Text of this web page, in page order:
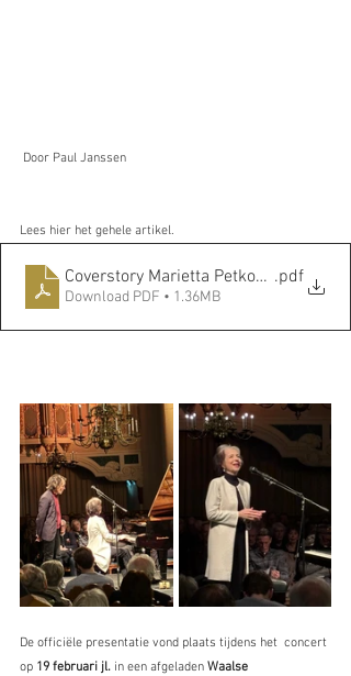
Door Paul Janssen
Lees hier het gehele artikel.
Coverstory Marietta Petkova _
.pdf
Download PDF • 1.36MB
De officiële presentatie vond plaats tijdens het  concert
op 19 februari jl. in een afgeladen Waalse